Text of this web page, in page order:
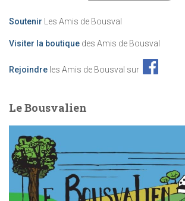
Soutenir Les Amis de Bousval
Visiter la boutique des Amis de Bousval
Rejoindre les Amis de Bousval sur
Le Bousvalien